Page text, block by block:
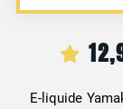
E-liquide